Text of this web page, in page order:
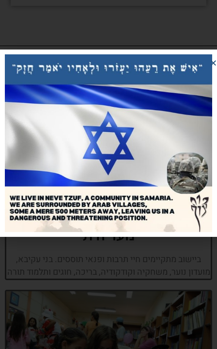
נוער ודת
ביישוב מתקיימים חיי תרבות ופנאי תוססים. בני עקיבא,
מועדון נוער, משחקיה וקודקודיה, בריכה, חוגים ותלמוד תורה